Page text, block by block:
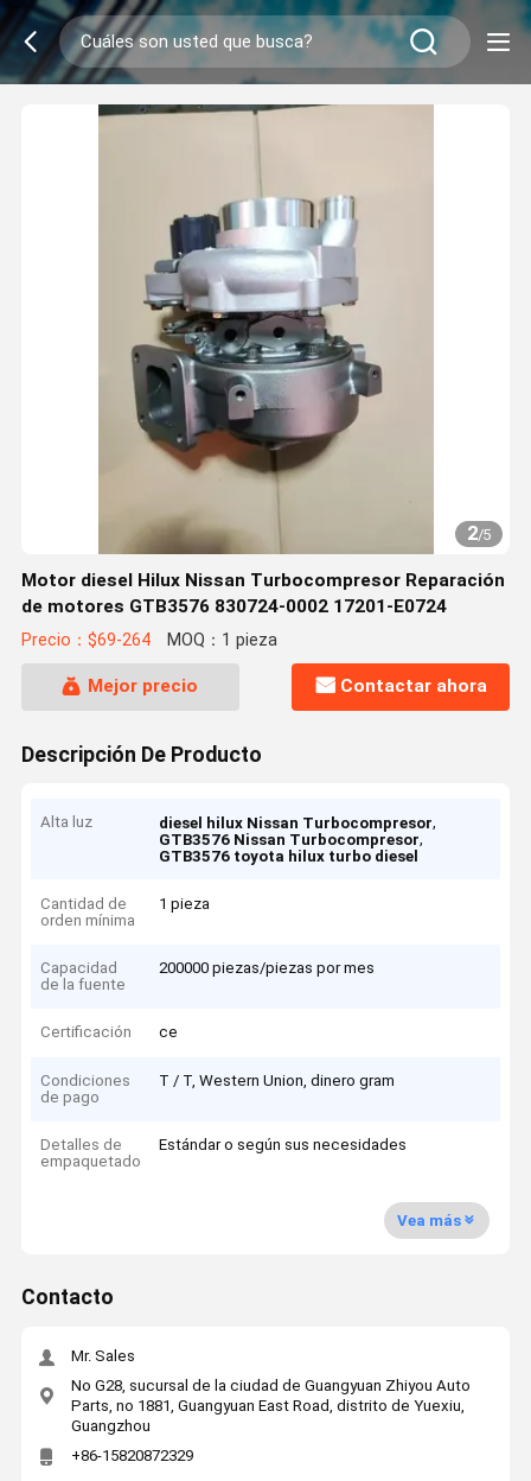
2/5
Motor diesel Hilux Nissan Turbocompresor Reparación
de motores GTB3576 830724-0002 17201-E0724
Precio：$69-264 MOQ：1 pieza
Mejor precio Contactar ahora
Descripción De Producto
Alta luz diesel hilux Nissan Turbocompresor,
GTB3576 Nissan Turbocompresor,
GTB3576 toyota hilux turbo diesel
Cantidad de
orden mínima
1 pieza
Capacidad
de la fuente
200000 piezas/piezas por mes
Certificación ce
Condiciones
de pago
T / T, Western Union, dinero gram
Detalles de
empaquetado
Estándar o según sus necesidades
Vea más
Contacto
Mr. Sales
No G28, sucursal de la ciudad de Guangyuan Zhiyou Auto
Parts, no 1881, Guangyuan East Road, distrito de Yuexiu,
Guangzhou
+86-15820872329